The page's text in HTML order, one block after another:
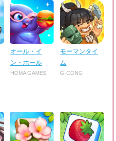
オール・イ
ン・ホール
HOMA GAMES
モーマンタイ
ム
G-CONG